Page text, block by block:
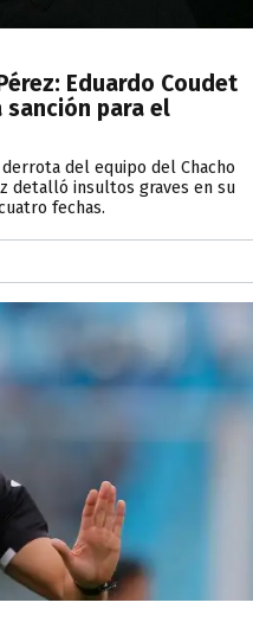
Eduardo Coudet
sanción para el
del equipo del Chacho
detalló insultos graves en su
fechas.